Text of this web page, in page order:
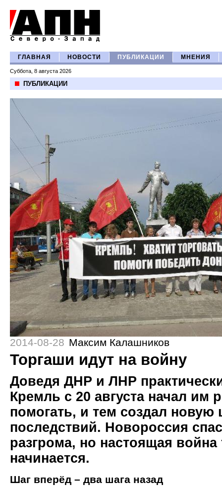
ГЛАВНАЯ НОВОСТИ ПУБЛИКАЦИИ МНЕНИЯ
Суббота, 8 августа 2026
ПУБЛИКАЦИИ
2014-08-28 Максим Калашников
Торгаши идут на войну
Доведя ДНР и ЛНР
Кремль с 20 августа начал им
помогать, и тем создал новую
последствий. Новороссия
разгрома, но настоящая война
начинается.
Шаг вперёд – два шага назад